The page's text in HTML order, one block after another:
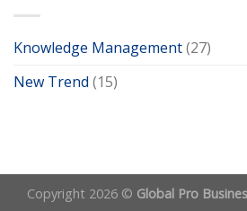
Knowledge Management(27)
New Trend (15)
Copyright 2026 © Global Pro